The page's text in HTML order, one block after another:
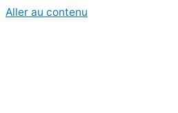
Aller au contenu